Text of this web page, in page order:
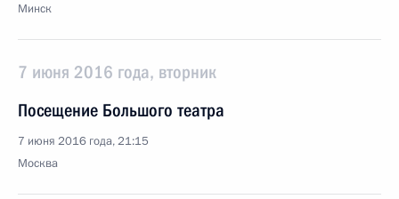
Минск
7 июня 2016 года, вторник
Посещение Большого театра
7 июня 2016 года, 21:15
Москва